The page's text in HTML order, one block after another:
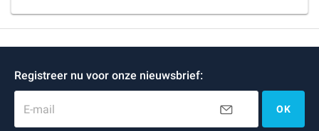
Registreer nu voor onze nieuwsbrief:
E-mail OK